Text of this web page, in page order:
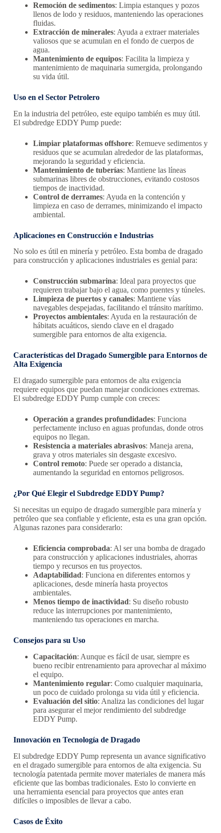
Remoción de sedimentos: Limpia estanques y pozos
llenos de lodo y residuos, manteniendo las operaciones
fluidas.
Extracción de minerales: Ayuda a extraer materiales
valiosos que se acumulan en el fondo de cuerpos de
agua.
Mantenimiento de equipos: Facilita la limpieza y
mantenimiento de maquinaria sumergida, prolongando
su vida útil.
Uso en el Sector Petrolero
En la industria del petróleo, este equipo también es muy útil.
El subdredge EDDY Pump puede:
Limpiar plataformas offshore: Remueve sedimentos y
residuos que se acumulan alrededor de las plataformas,
mejorando la seguridad y eficiencia.
Mantenimiento de tuberías: Mantiene las líneas
submarinas libres de obstrucciones, evitando costosos
tiempos de inactividad.
Control de derrames: Ayuda en la contención y
limpieza en caso de derrames, minimizando el impacto
ambiental.
Aplicaciones en Construcción e Industrias
No solo es útil en minería y petróleo. Esta bomba de dragado
para construcción y aplicaciones industriales es genial para:
Construcción submarina: Ideal para proyectos que
requieren trabajar bajo el agua, como puentes y túneles.
Limpieza de puertos y canales: Mantiene vías
navegables despejadas, facilitando el tránsito marítimo.
Proyectos ambientales: Ayuda en la restauración de
hábitats acuáticos, siendo clave en el dragado
sumergible para entornos de alta exigencia.
Características del Dragado Sumergible para Entornos de
Alta Exigencia
El dragado sumergible para entornos de alta exigencia
requiere equipos que puedan manejar condiciones extremas.
El subdredge EDDY Pump cumple con creces:
Operación a grandes profundidades: Funciona
perfectamente incluso en aguas profundas, donde otros
equipos no llegan.
Resistencia a materiales abrasivos: Maneja arena,
grava y otros materiales sin desgaste excesivo.
Control remoto: Puede ser operado a distancia,
aumentando la seguridad en entornos peligrosos.
¿Por Qué Elegir el Subdredge EDDY Pump?
Si necesitas un equipo de dragado sumergible para minería y
petróleo que sea confiable y eficiente, esta es una gran opción.
Algunas razones para considerarlo:
Eficiencia comprobada: Al ser una bomba de dragado
para construcción y aplicaciones industriales, ahorras
tiempo y recursos en tus proyectos.
Adaptabilidad: Funciona en diferentes entornos y
aplicaciones, desde minería hasta proyectos
ambientales.
Menos tiempo de inactividad: Su diseño robusto
reduce las interrupciones por mantenimiento,
manteniendo tus operaciones en marcha.
Consejos para su Uso
Capacitación: Aunque es fácil de usar, siempre es
bueno recibir entrenamiento para aprovechar al máximo
el equipo.
Mantenimiento regular: Como cualquier maquinaria,
un poco de cuidado prolonga su vida útil y eficiencia.
Evaluación del sitio: Analiza las condiciones del lugar
para asegurar el mejor rendimiento del subdredge
EDDY Pump.
Innovación en Tecnología de Dragado
El subdredge EDDY Pump representa un avance significativo
en el dragado sumergible para entornos de alta exigencia. Su
tecnología patentada permite mover materiales de manera más
eficiente que las bombas tradicionales. Esto lo convierte en
una herramienta esencial para proyectos que antes eran
difíciles o imposibles de llevar a cabo.
Casos de Éxito